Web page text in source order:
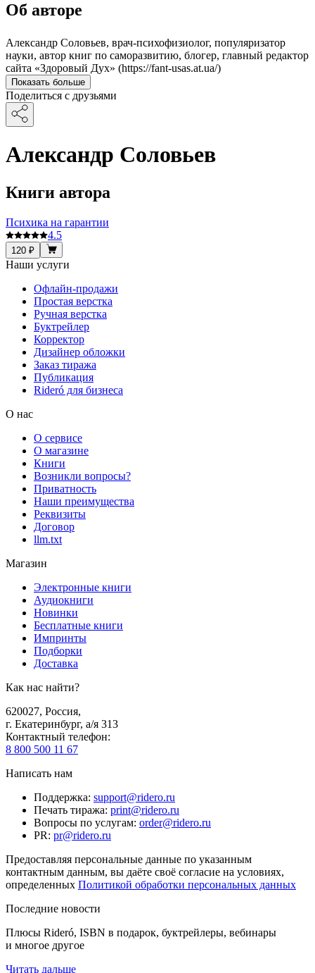
Об авторе
Александр Соловьев, врач-психофизиолог, популяризатор
науки, автор книг по саморазвитию, блогер, главный редактор
сайта «Здоровый Дух» (https://fant-usas.at.ua/)
Показать больше
Поделиться с друзьями
Александр Соловьев
Книги автора
Психика на гарантии
4.5
120 ₽
Наши услуги
Офлайн-продажи
Простая верстка
Ручная верстка
Буктрейлер
Корректор
Дизайнер обложки
Заказ тиража
Публикация
Rideró для бизнеса
О нас
О сервисе
О магазине
Книги
Возникли вопросы?
Приватность
Наши преимущества
Реквизиты
Договор
llm.txt
Магазин
Электронные книги
Аудиокниги
Новинки
Бесплатные книги
Импринты
Подборки
Доставка
Как нас найти?
620027, Россия,
г. Екатеринбург, а/я 313
Контактный телефон:
8 800 500 11 67
Написать нам
Поддержка: support@ridero.ru
Печать тиража: print@ridero.ru
Вопросы по услугам: order@ridero.ru
PR: pr@ridero.ru
Предоставляя персональные данные по указанным
контактным данным, вы даёте своё согласие на условиях,
определенных Политикой обработки персональных данных
Последние новости
Плюсы Rideró, ISBN в подарок, буктрейлеры, вебинары
и многое другое
Читать дальше